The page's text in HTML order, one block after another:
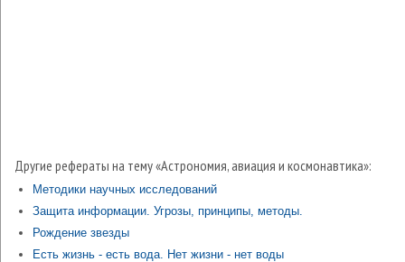
Другие рефераты на тему «Астрономия, авиация и космонавтика»:
Методики научных исследований
Защита информации. Угрозы, принципы, методы.
Рождение звезды
Есть жизнь - есть вода. Нет жизни - нет воды